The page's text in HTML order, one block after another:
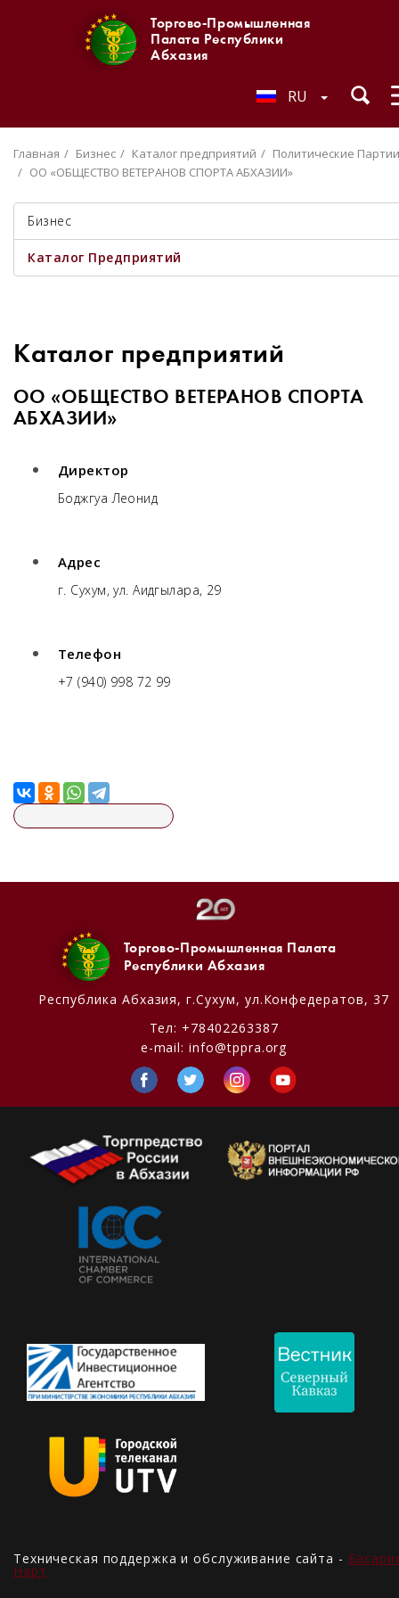
Торгово-Промышленная
Палата Республики
Абхазия
RU
Главная Бизнес Каталог предприятий
Политические Партии
ОО «ОБЩЕСТВО ВЕТЕРАНОВ СПОРТА АБХАЗИИ»
Бизнес
Каталог Предприятий
Каталог предприятий
ОО «ОБЩЕСТВО ВЕТЕРАНОВ СПОРТА
АБХАЗИИ»
Директор
Боджгуа Леонид
Адрес
г. Сухум, ул. Аидгылара, 29
Телефон
+7 (940) 998 72 99
Торгово-Промышленная Палата
Республики Абхазия
Республика Абхазия, г.Сухум, ул.Конфедератов, 37
Тел: +78402263387
e-mail:info@tppra.org
Техническая поддержка и обслуживание сайта -
Нарт